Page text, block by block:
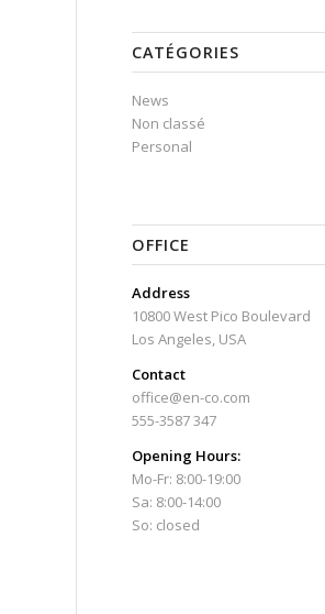
CATÉGORIES
News
Non classé
Personal
OFFICE
Address
10800 West Pico Boulevard
Los Angeles, USA
Contact
office@en-co.com
555-3587 347
Opening Hours:
Mo-Fr: 8:00-19:00
Sa: 8:00-14:00
So: closed